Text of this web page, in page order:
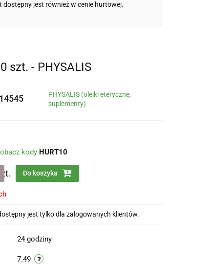
dostępny jest również w cenie hurtowej.
szt. - PHYSALIS
PHYSALIS (olejki eteryczne,
suplementy)
kody HURT10
szt. Do koszyka
jest tylko dla zalogowanych klientów.
24 godziny
7.49